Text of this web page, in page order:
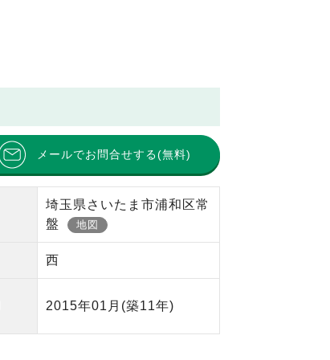
メールでお問合せする(無料)
埼玉県さいたま市浦和区常
盤
地図
西
2015年01月 (築11年)